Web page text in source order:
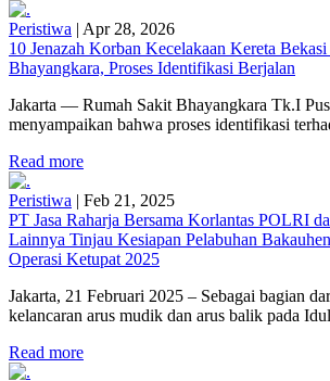
Peristiwa | Apr 28, 2026
10 Jenazah Korban Kecelakaan Kereta
Bhayangkara, Proses Identifikasi Berjalan
Jakarta — Rumah Sakit Bhayangkara Tk.I
menyampaikan bahwa proses identifikasi
Read more
Peristiwa | Feb 21, 2025
PT Jasa Raharja Bersama Korlantas POLRI
Lainnya Tinjau Kesiapan Pelabuhan
Operasi Ketupat 2025
Jakarta, 21 Februari 2025 – Sebagai bagian
kelancaran arus mudik dan arus balik pada
Read more